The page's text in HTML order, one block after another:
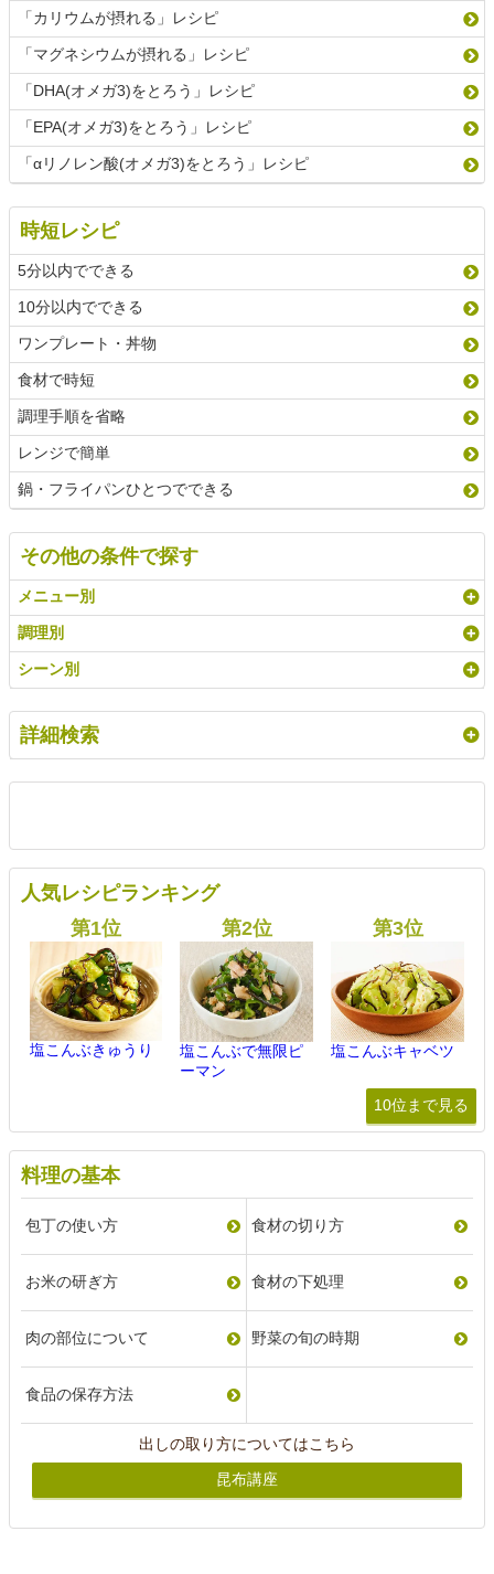
「カリウムが摂れる」レシピ
「マグネシウムが摂れる」レシピ
「DHA(オメガ3)をとろう」レシピ
「EPA(オメガ3)をとろう」レシピ
「αリノレン酸(オメガ3)をとろう」レシピ
時短レシピ
5分以内でできる
10分以内でできる
ワンプレート・丼物
食材で時短
調理手順を省略
レンジで簡単
鍋・フライパンひとつでできる
その他の条件で探す
メニュー別
調理別
シーン別
詳細検索
人気レシピランキング
塩こんぶきゅうり
塩こんぶで無限ピ
ーマン
塩こんぶキャベツ
10位まで見る
料理の基本
包丁の使い方 食材の切り方
お米の研ぎ方 食材の下処理
肉の部位について 野菜の旬の時期
食品の保存方法
出しの取り方についてはこちら
昆布講座